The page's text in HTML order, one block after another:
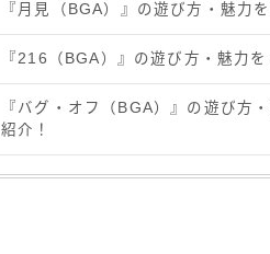
『月見（BGA）』の遊び方・魅力を
『216（BGA）』の遊び方・魅力を
『バグ・オフ（BGA）』の遊び方
紹介！